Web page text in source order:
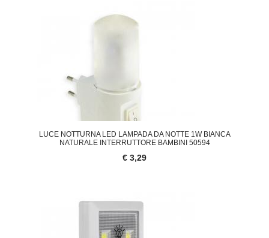
LUCE NOTTURNA LED LAMPADA DA NOTTE 1W BIANCA
NATURALE INTERRUTTORE BAMBINI 50594
€ 3,29